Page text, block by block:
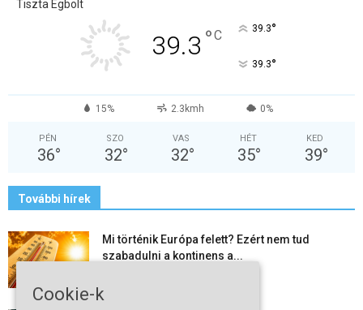
Tiszta Égbolt
39.3 °C 39.3°
39.3°
15% 2.3kmh 0%
PÉN
36°
SZO
32°
VAS
32°
HÉT
35°
KED
39°
További hírek
Mi történik Európa felett? Ezért nem tud
szabadulni a kontinens a...
Cookie-k